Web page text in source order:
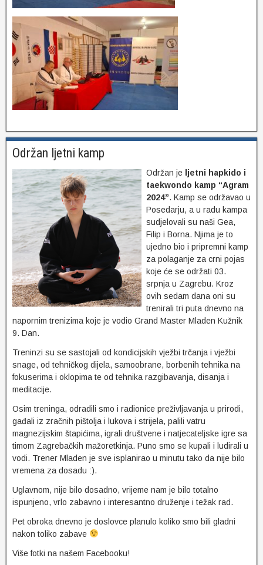
Održan ljetni kamp
Održan je ljetni hapkido i
taekwondo kamp “Agram
2024”. Kamp se održavao u
Posedarju, a u radu kampa
sudjelovali su naši Gea,
Filip i Borna. Njima je to
ujedno bio i pripremni kamp
za polaganje za crni pojas
koje će se održati 03.
srpnja u Zagrebu. Kroz
ovih sedam dana oni su
trenirali tri puta dnevno na
napornim trenizima koje je vodio Grand Master Mladen Kužnik
9. Dan.
Treninzi su se sastojali od kondicijskih vježbi trčanja i vježbi
snage, od tehničkog dijela, samoobrane, borbenih tehnika na
fokuserima i oklopima te od tehnika razgibavanja, disanja i
meditacije.
Osim treninga, odradili smo i radionice preživljavanja u prirodi,
gađali iz zračnih pištolja i lukova i strijela, palili vatru
magnezijskim štapićima, igrali društvene i natjecateljske igre sa
timom Zagrebačkih mažoretkinja. Puno smo se kupali i ludirali u
vodi. Trener Mladen je sve isplanirao u minutu tako da nije bilo
vremena za dosadu :).
Uglavnom, nije bilo dosadno, vrijeme nam je bilo totalno
ispunjeno, vrlo zabavno i interesantno druženje i težak rad.
Pet obroka dnevno je doslovce planulo koliko smo bili gladni
nakon toliko zabave
Više fotki na našem Facebooku!